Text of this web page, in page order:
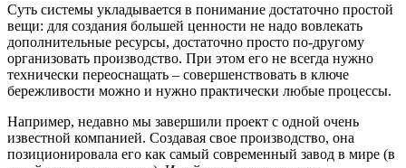
Суть системы укладывается в понимание достаточно простой
вещи: для создания большей ценности не надо вовлекать
дополнительные ресурсы, достаточно просто по-другому
организовать производство. При этом его не всегда нужно
технически переоснащать – совершенствовать в ключе
бережливости можно и нужно практически любые процессы.
Например, недавно мы завершили проект с одной очень
известной компанией. Создавая свое производство, она
позиционировала его как самый современный завод в мире (в